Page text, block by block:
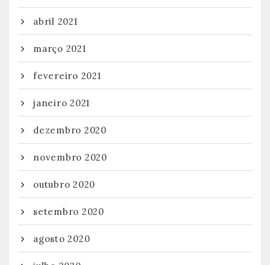
abril 2021
março 2021
fevereiro 2021
janeiro 2021
dezembro 2020
novembro 2020
outubro 2020
setembro 2020
agosto 2020